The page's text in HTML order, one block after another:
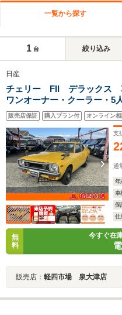
一覧から探す
1 台 絞り込み
日産
チェリー FII デラックス
ワンオーナー・クーラー・5
ク・1200cc
販売店保証 購入プラン付 オンライン
支
通
年
車
保
住
無
料
今すぐ在
販売店： 軽四市場 泉大津店